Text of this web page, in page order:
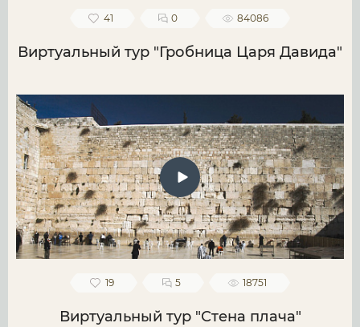
41 0 84086
Виртуальный тур "Гробница Царя Давида"
19 5 18751
Виртуальный тур "Стена плача"